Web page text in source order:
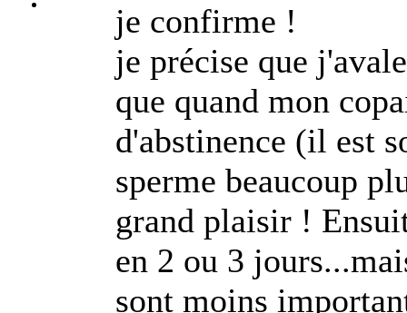
je confirme !
je précise que
que quand mon
d'abstinence (il est
sperme beaucoup
grand plaisir !
en 2 ou 3
sont moins